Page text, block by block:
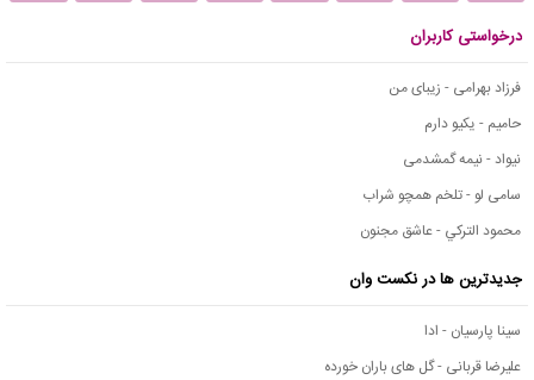
درخواستی کاربران
فرزاد بهرامی - زیبای من
حامیم - یکیو دارم
نیواد - نیمه گمشدمی
سامی لو - تلخم همچو شراب
محمود التركي - عاشق مجنون
جدیدترین ها در نکست وان
سینا پارسیان - ادا
علیرضا قربانی - گل های باران خورده